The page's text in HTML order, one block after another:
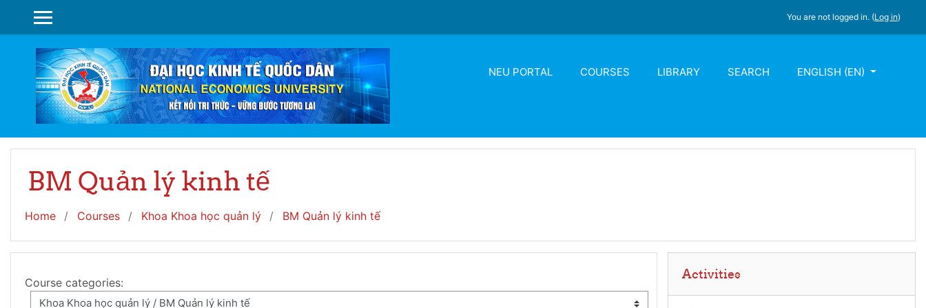
SIDE PANEL
You are not logged in. (Log in)
NEU PORTAL COURSES LIBRARY SEARCH ENGLISH ‎(EN)‎
BM Quản lý kinh tế
Home Courses Khoa Khoa học quản lý BM Quản lý kinh tế
Course categories:
Activities